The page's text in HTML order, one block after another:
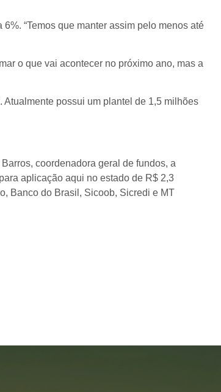
“Temos que manter assim pelo menos até
o que vai acontecer no próximo ano, mas a
possui um plantel de 1,5 milhões
coordenadora geral de fundos, a
aplicação aqui no estado de R$ 2,3
Banco do Brasil, Sicoob, Sicredi e MT